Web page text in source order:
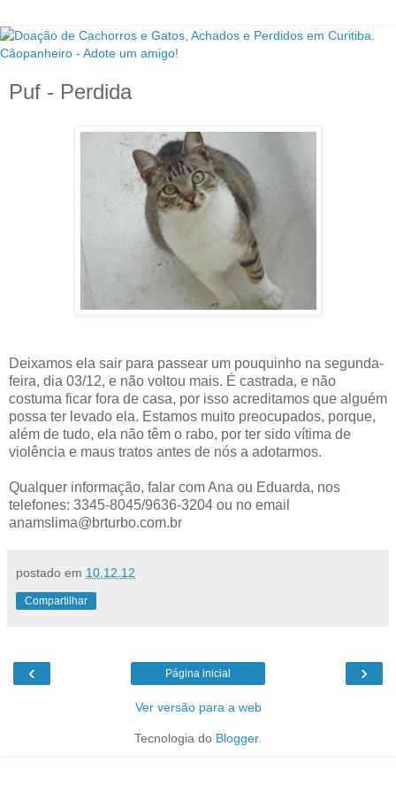
Puf - Perdida
Deixamos ela sair para passear um pouquinho na segunda-
feira, dia 03/12, e não voltou mais. É castrada, e não
costuma ficar fora de casa, por isso acreditamos que alguém
possa ter levado ela. Estamos muito preocupados, porque,
além de tudo, ela não têm o rabo, por ter sido vítima de
violência e maus tratos antes de nós a adotarmos.
Qualquer informação, falar com Ana ou Eduarda, nos
telefones: 3345-8045/9636-3204 ou no email
anamslima@brturbo.com.br
postado em 10.12.12
Compartilhar
‹ ›
Página inicial
Ver versão para a web
Tecnologia do Blogger.